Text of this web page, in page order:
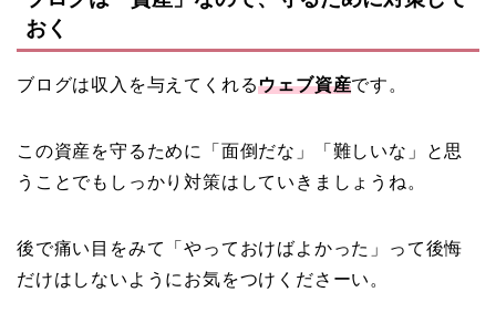
おく
ブログは収入を与えてくれるウェブ資産です。
この資産を守るために「面倒だな」「難しいな」と思
うことでもしっかり対策はしていきましょうね。
後で痛い目をみて「やっておけばよかった」って後悔
だけはしないようにお気をつけくださーい。